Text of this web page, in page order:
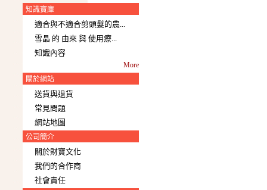
知識寶庫
適合與不適合剪頭髮的農...
雪晶 的 由來 與 使用療...
知識內容
More
關於網站
送貨與退貨
常見問題
網站地圖
公司簡介
關於財寶文化
我們的合作商
社會責任